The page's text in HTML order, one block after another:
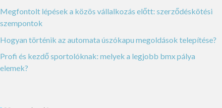
Megfontolt lépések a közös vállalkozás előtt: szerződéskötési
szempontok
Hogyan történik az automata úszókapu megoldások telepítése?
Profi és kezdő sportolóknak: melyek a legjobb bmx pálya
elemek?